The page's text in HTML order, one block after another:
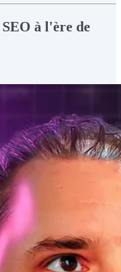
à l'ère de